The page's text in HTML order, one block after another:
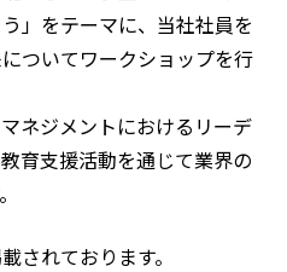
」をテーマに、当社社員を
ついてワークショップを行
ネジメントにおけるリーデ
育支援活動を通じて業界の
されております。